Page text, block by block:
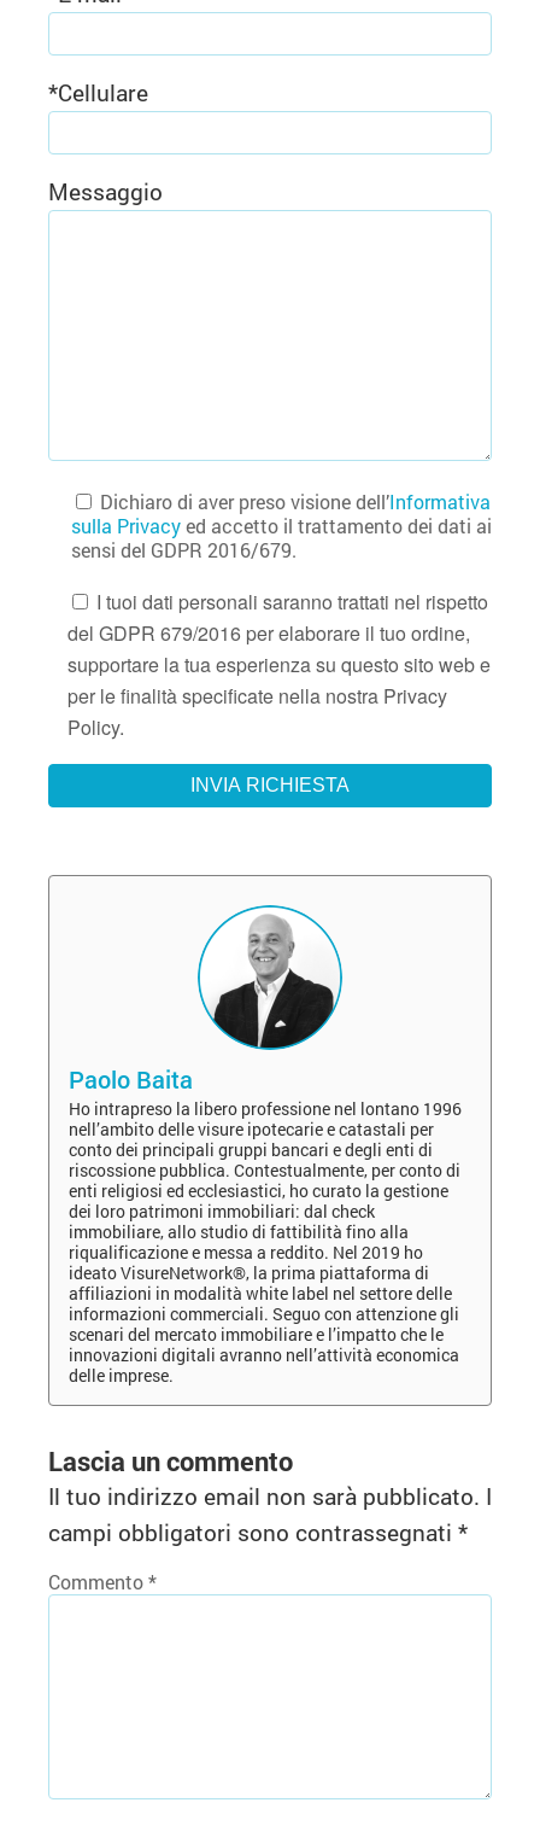
*Cellulare
Messaggio
Dichiaro di aver preso visione dell’Informativa
sulla Privacyed accetto il trattamento dei dati ai
sensi del GDPR 2016/679.
I tuoi dati personali saranno trattati nel rispetto
del GDPR 679/2016 per elaborare il tuo ordine,
supportare la tua esperienza su questo sito web e
per le finalità specificate nella nostra Privacy
Policy.
Paolo Baita
Ho intrapreso la libero professione nel lontano 1996
nell’ambito delle visure ipotecarie e catastali per
conto dei principali gruppi bancari e degli enti di
riscossione pubblica. Contestualmente, per conto di
enti religiosi ed ecclesiastici, ho curato la gestione
dei loro patrimoni immobiliari: dal check
immobiliare, allo studio di fattibilità fino alla
riqualificazione e messa a reddito. Nel 2019 ho
ideato VisureNetwork®, la prima piattaforma di
affiliazioni in modalità white label nel settore delle
informazioni commerciali. Seguo con attenzione gli
scenari del mercato immobiliare e l’impatto che le
innovazioni digitali avranno nell’attività economica
delle imprese.
Lascia un commento
Il tuo indirizzo email non sarà pubblicato. I
campi obbligatori sono contrassegnati *
Commento*